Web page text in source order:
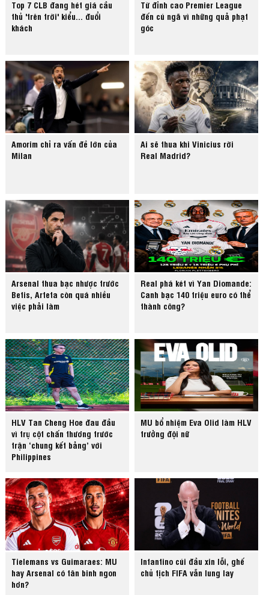
Top 7 CLB đang hét giá cầu
thủ 'trên trời' kiểu... đuổi
khách
Từ đỉnh cao Premier League
đến cú ngã vì những quả phạt
góc
Amorim chỉ ra vấn đề lớn của
Milan
Ai sẽ thua khi Vinicius rời
Real Madrid?
Arsenal thua bạc nhược trước
Betis, Arteta còn quá nhiều
việc phải làm
Real phá két vì Yan Diomande:
Canh bạc 140 triệu euro có thể
thành công?
HLV Tan Cheng Hoe đau đầu
vì trụ cột chấn thương trước
trận ‘chung kết bảng’ với
Philippines
MU bổ nhiệm Eva Olid làm HLV
trưởng đội nữ
Tielemans vs Guimaraes: MU
hay Arsenal có tân binh ngon
hơn?
Infantino cúi đầu xin lỗi, ghế
chủ tịch FIFA vẫn lung lay